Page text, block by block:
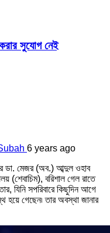
সুযোগ নেই
6 years ago
ডা. মেজর (অব.) আব্দুল ওহাব
(শেবাচিম), বরিশাল গেল রাতে
যিনি সপরিবারে কিছুদিন আগে
হয়ে গেছেন৷ তার অবস্থা জানার